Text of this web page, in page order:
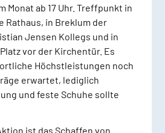
Monat ab 17 Uhr. Treffpunkt in
Rathaus, in Breklum der
Jensen Kollegs und in
vor der Kirchentür. Es
Höchstleistungen noch
erwartet, lediglich
und feste Schuhe sollte
ist das Schaffen von